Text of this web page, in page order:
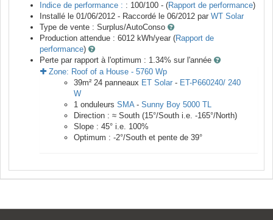
Indice de performance : : 100/100 - (Rapport de performance)
Installé le 01/06/2012 - Raccordé le 06/2012 par WT Solar
Type de vente : Surplus/AutoConso
Production attendue : 6012 kWh/year (Rapport de
performance)
Perte par rapport à l'optimum : 1.34% sur l'année
Zone: Roof of a House - 5760 Wp
39m² 24 panneaux ET Solar - ET-P660240/ 240
W
1 onduleurs SMA- Sunny Boy 5000 TL
Direction : ≈ South (15°/South i.e. -165°/North)
Slope : 45° i.e. 100%
Optimum : -2°/South et pente de 39°